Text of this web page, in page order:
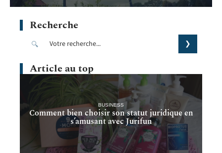
Recherche
Article au top
BUSINESS
Comment bien choisir son statut juridique en
s’amusant avec Jurifun